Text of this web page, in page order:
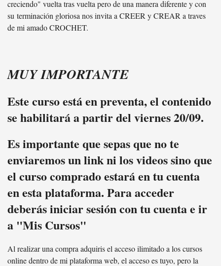
creciendo" vuelta tras vuelta pero de una manera diferente y con
su terminación gloriosa nos invita a CREER y CREAR a traves
de mi amado CROCHET.
MUY IMPORTANTE
Este curso está en preventa, el contenido
se habilitará a partir del viernes 20/09.
Es importante que sepas que no te
enviaremos un link ni los videos sino que
el curso comprado estará en tu cuenta
en esta plataforma. Para acceder
deberás iniciar sesión con tu cuenta e ir
a "Mis Cursos"
Al realizar una compra adquiris el acceso ilimitado a los cursos
online dentro de mi plataforma web, el acceso es tuyo, pero la